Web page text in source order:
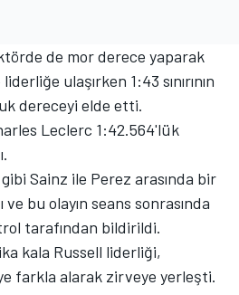
de mor derece yaparak
ulaşırken 1:43 sınırının
dereceyi elde etti.
Leclerc 1:42.564'lük
Sainz ile Perez arasında bir
ve bu olayın seans sonrasında
tarafından bildirildi.
kala Russell liderliği,
farkla alarak zirveye yerleşti.